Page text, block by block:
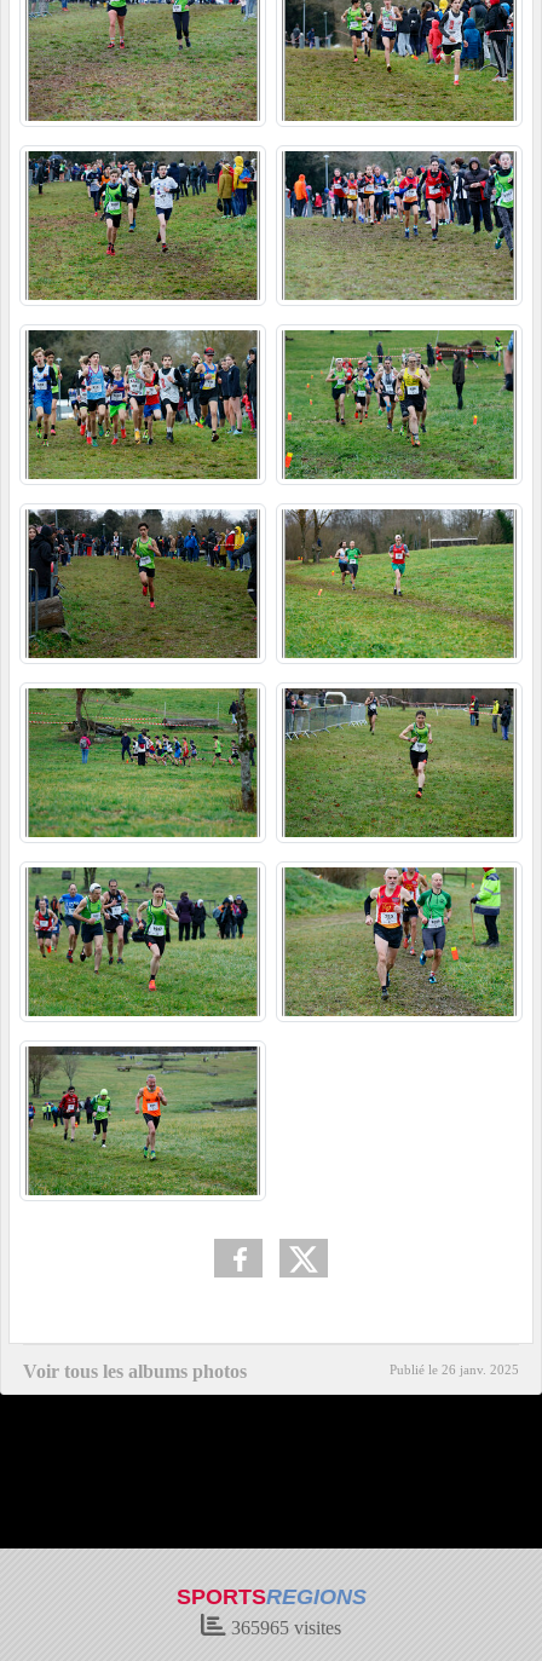
Voir tous les albums photos Publié le 26 janv. 2025
SPORTSREGIONS
365965 visites